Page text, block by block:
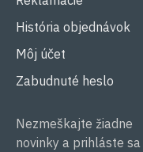
História objednávok
Môj účet
Zabudnuté heslo
Nezmeškajte žiadne
novinky a prihláste sa